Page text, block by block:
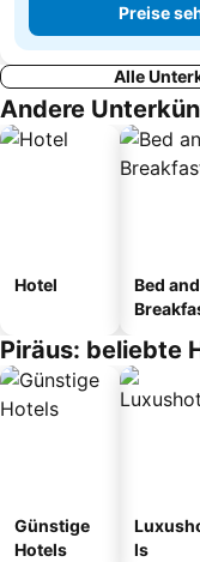
Preise
Alle
Andere
Hotel
Bed and
Piräus: beliebte
Günstige
Hotels
ls